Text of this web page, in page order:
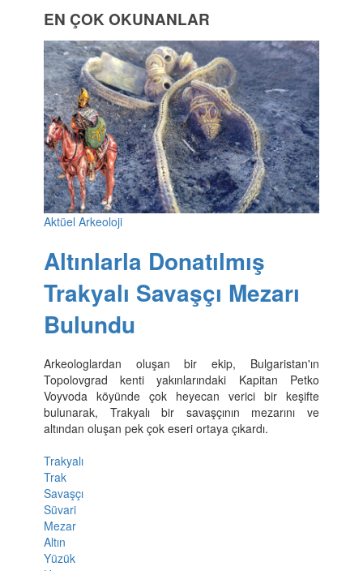
EN ÇOK OKUNANLAR
Aktüel Arkeoloji
Altınlarla Donatılmış
Trakyalı Savaşçı Mezarı
Bulundu
Arkeologlardan oluşan bir ekip, Bulgaristan'ın
Topolovgrad kenti yakınlarındaki Kapitan Petko
Voyvoda köyünde çok heyecan verici bir keşifte
bulunarak, Trakyalı bir savaşçının mezarını ve
altından oluşan pek çok eseri ortaya çıkardı.
Trakyalı
Trak
Savaşçı
Süvari
Mezar
Altın
Yüzük